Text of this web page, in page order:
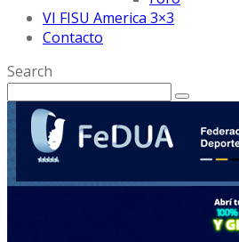
VI FISU America 3×3
Contacto
Search